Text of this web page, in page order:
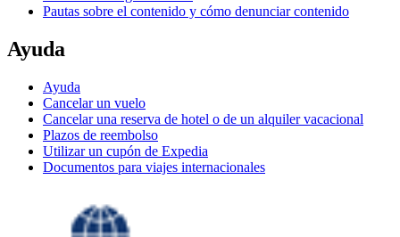
Pautas sobre el contenido y cómo denunciar contenido
Ayuda
Ayuda
Cancelar un vuelo
Cancelar una reserva de hotel o de un alquiler vacacional
Plazos de reembolso
Utilizar un cupón de Expedia
Documentos para viajes internacionales